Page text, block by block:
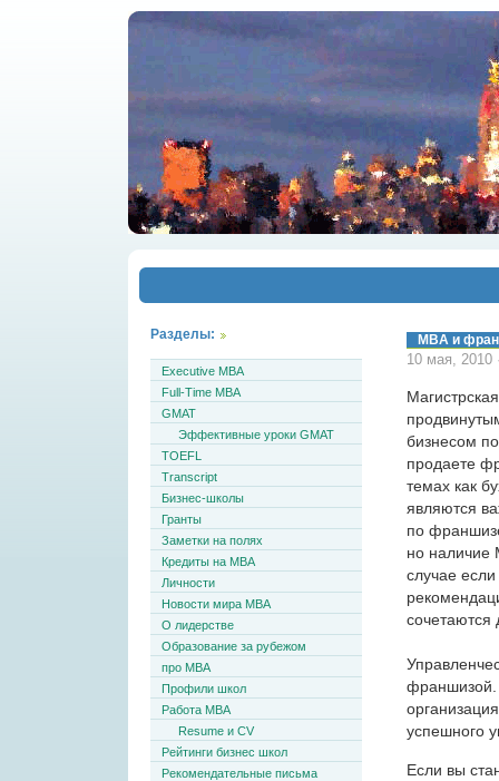
MBA и
10 мая, 2010
бизнесом
продаете
темах как
являются
по
но наличие
случае
сочетаются
франшизой.
успешного
Если вы
Разделы:
Executive MBA
Full-Time MBA
GMAT
Эффективные уроки GMAT
TOEFL
Transcript
Бизнес-школы
Гранты
Заметки на полях
Кредиты на MBA
Личности
Новости мира MBA
О лидерстве
Образование за рубежом
про MBA
Профили школ
Работа MBA
Resume и CV
Рейтинги бизнес школ
Рекомендательные письма